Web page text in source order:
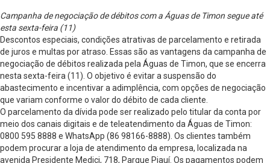
Campanha de negociação de débitos com a Águas de Timon segue até
esta sexta-feira (11)
Descontos especiais, condições atrativas de parcelamento e retirada
de juros e multas por atraso. Essas são as vantagens da campanha de
negociação de débitos realizada pela Águas de Timon, que se encerra
nesta sexta-feira (11). O objetivo é evitar a suspensão do
abastecimento e incentivar a adimplência, com opções de negociação
que variam conforme o valor do débito de cada cliente.
O parcelamento da dívida pode ser realizado pelo titular da conta por
meio dos canais digitais e de teleatendimento da Águas de Timon:
0800 595 8888 e WhatsApp (86 98166-8888). Os clientes também
podem procurar a loja de atendimento da empresa, localizada na
avenida Presidente Medici, 718, Parque Piauí. Os pagamentos podem